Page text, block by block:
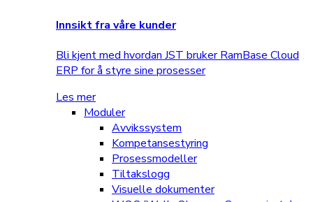
Innsikt fra våre kunder
Bli kjent med hvordan JST bruker RamBase Cloud
ERP for å styre sine prosesser
Les mer
Moduler
Avvikssystem
Kompetansestyring
Prosessmodeller
Tiltakslogg
Visuelle dokumenter